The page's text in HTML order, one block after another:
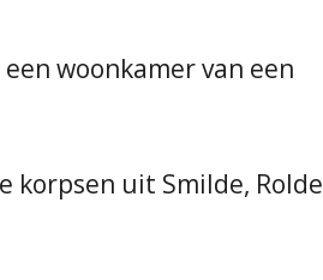
woonkamer van een
korpsen uit Smilde, Rolde